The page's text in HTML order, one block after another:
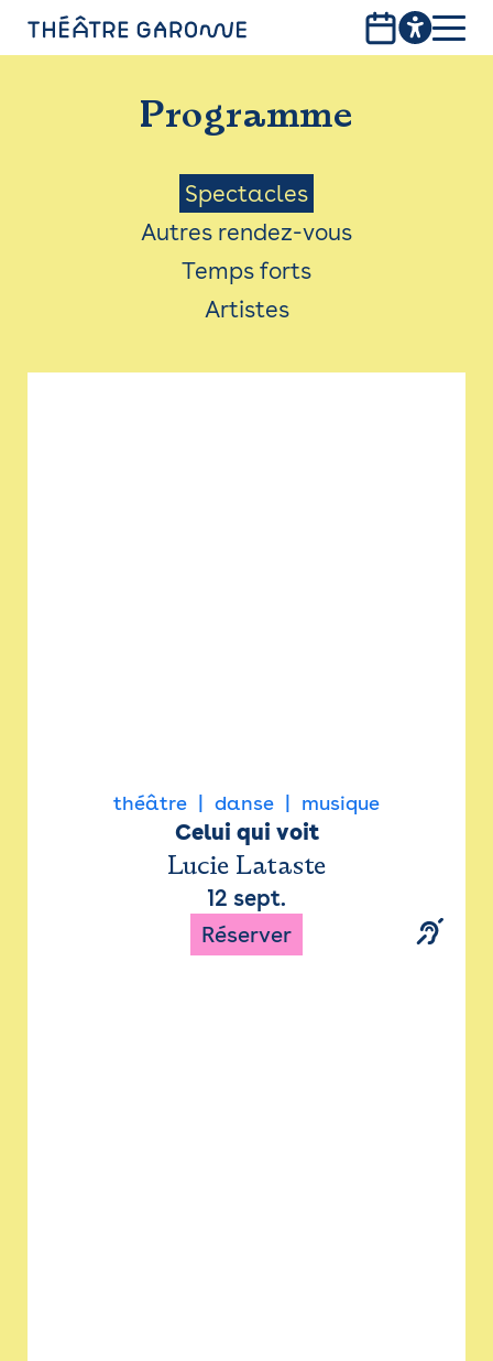
PROGRAMME
INFOS PRATIQUES
AVEC LES PUBLICS
ACCESSIBILITÉ
LES PRODUCTIONS
Programme
Menu
Saison
Spectacles
Autres rendez-vous
Temps forts
Artistes
théâtre danse musique
Celui qui voit
Lucie Lataste
12 sept.
Réserver